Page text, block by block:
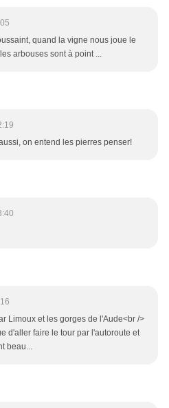
quand la vigne nous joue le
arbouses sont à point ...
on entend les pierres penser!
Limoux et les gorges de l'Aude<br />
d'aller faire le tour par l'autoroute et
beau...